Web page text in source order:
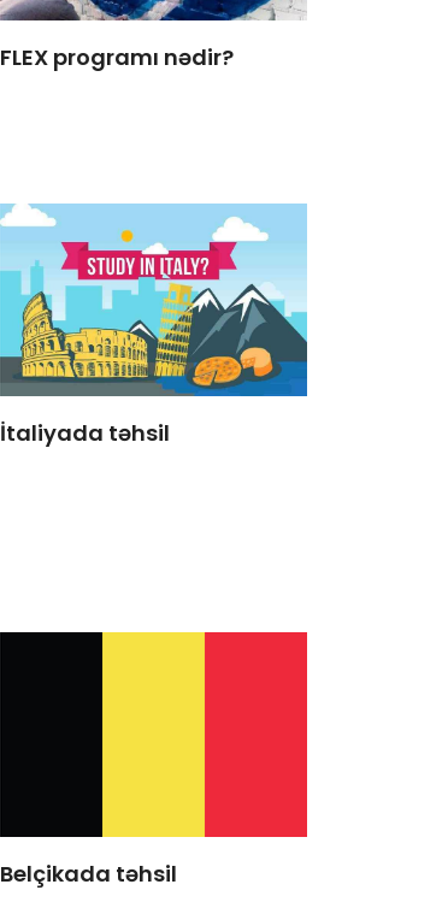
FLEX programı nədir?
İtaliyada təhsil
Belçikada təhsil